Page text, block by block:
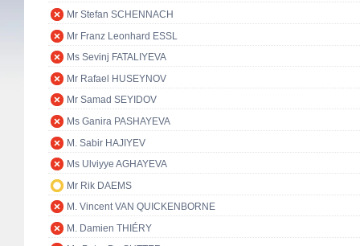
Mr Stefan SCHENNACH
Mr Franz Leonhard ESSL
Ms Sevinj FATALIYEVA
Mr Rafael HUSEYNOV
Mr Samad SEYIDOV
Ms Ganira PASHAYEVA
M. Sabir HAJIYEV
Ms Ulviyye AGHAYEVA
Mr Rik DAEMS
M. Vincent VAN QUICKENBORNE
M. Damien THIÉRY